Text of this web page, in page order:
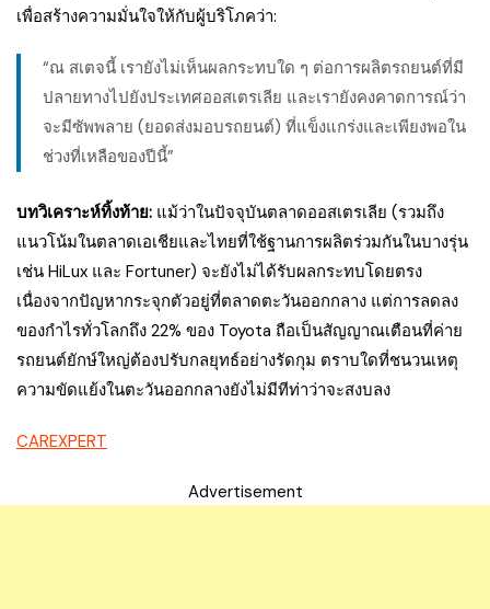
เพื่อสร้างความมั่นใจให้กับผู้บริโภคว่า:
“ณ สเตจนี้ เรายังไม่เห็นผลกระทบใด ๆ ต่อการผลิตรถยนต์ที่มี
ปลายทางไปยังประเทศออสเตรเลีย และเรายังคงคาดการณ์ว่า
จะมีซัพพลาย (ยอดส่งมอบรถยนต์) ที่แข็งแกร่งและเพียงพอใน
ช่วงที่เหลือของปีนี้”
บทวิเคราะห์ทิ้งท้าย: แม้ว่าในปัจจุบันตลาดออสเตรเลีย (รวมถึง
แนวโน้มในตลาดเอเชียและไทยที่ใช้ฐานการผลิตร่วมกันในบางรุ่น
เช่น HiLux และ Fortuner) จะยังไม่ได้รับผลกระทบโดยตรง
เนื่องจากปัญหากระจุกตัวอยู่ที่ตลาดตะวันออกกลาง แต่การลดลง
ของกำไรทั่วโลกถึง 22% ของ Toyota ถือเป็นสัญญาณเตือนที่ค่าย
รถยนต์ยักษ์ใหญ่ต้องปรับกลยุทธ์อย่างรัดกุม ตราบใดที่ชนวนเหตุ
ความขัดแย้งในตะวันออกกลางยังไม่มีทีท่าว่าจะสงบลง
CAREXPERT
Advertisement